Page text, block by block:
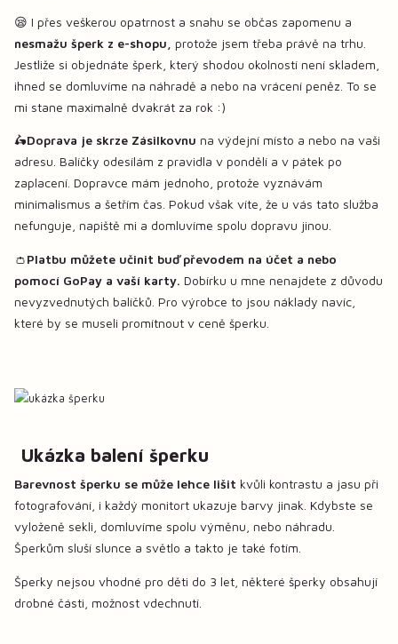
😪 I přes veškerou opatrnost a snahu se občas zapomenu a
nesmažu šperk z e-shopu,
protože jsem třeba právě na trhu.
Jestliže si objednáte šperk, který shodou okolností není skladem,
ihned se domluvíme na náhradě a nebo na vrácení peněz. To se
mi stane maximalně dvakrát za rok :)
🛵Doprava je skrze Zásilkovnu na výdejní místo a nebo na vaši
adresu. Balíčky odesílám z pravidla v pondělí a v pátek po
zaplacení. Dopravce mám jednoho, protože vyznávám
minimalismus a šetřím čas. Pokud však víte, že u vás tato služba
nefunguje, napiště mi a domluvíme spolu dopravu jinou.
👛Platbu můžete učinit buď převodem na účet a nebo
pomocí GoPay a vaší karty. Dobírku u mne nenajdete z důvodu
nevyzvednutých balíčků. Pro výrobce to jsou náklady navíc,
které by se museli promítnout v ceně šperku.
Ukázka balení šperku
Barevnost šperku se může lehce lišit kvůli kontrastu a jasu při
fotografování, i každý monitort ukazuje barvy jinak. Kdybste se
vyloženě sekli, domluvíme spolu výměnu, nebo náhradu.
Šperkům sluší slunce a světlo a takto je také fotím.
Šperky nejsou vhodné pro děti do 3 let, některé šperky obsahují
drobné části, možnost vdechnutí.